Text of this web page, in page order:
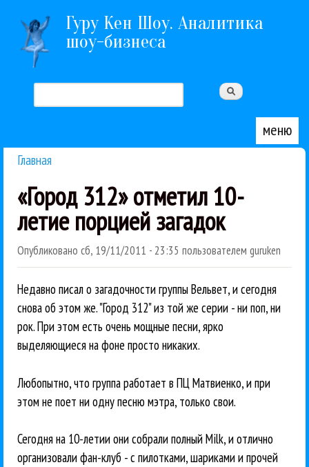
Перейти к основному содержанию
Гуру Кен Шоу. Аналитика
шоу-бизнеса
Форма поиска
меню
Главная
«Город 312» отметил 10-
летие порцией загадок
Опубликовано сб, 19/11/2011 - 23:35 пользователем guruken
Недавно писал о загадочности группы Вельвет, и сегодня
снова об этом же. "Город 312" из той же серии - ни поп, ни
рок. При этом есть очень мощные песни, ярко
выделяющиеся на фоне просто никаких.
Любопытно, что группа работает в ПЦ Матвиенко, и при
этом не поет ни одну песню мэтра, только свои.
Сегодня на 10-летии они собрали полный Milk, и отлично
организовали фан-клуб - с пилотками, шариками и прочей